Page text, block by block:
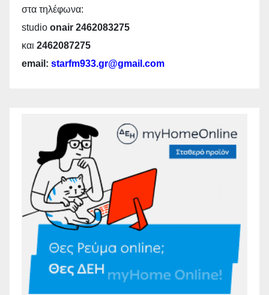
στα τηλέφωνα:
studio onair 2462083275
και 2462087275
email: starfm933.gr@gmail.com